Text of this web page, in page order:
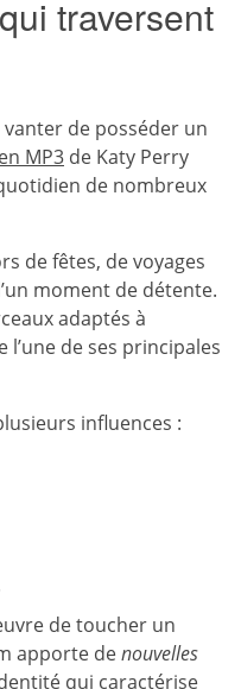
traversent
de posséder un
MP3 de Katy Perry
de nombreux
de fêtes, de voyages
moment de détente.
adaptés à
de ses principales
influences :
de toucher un
apporte denouvelles
qui caractérise